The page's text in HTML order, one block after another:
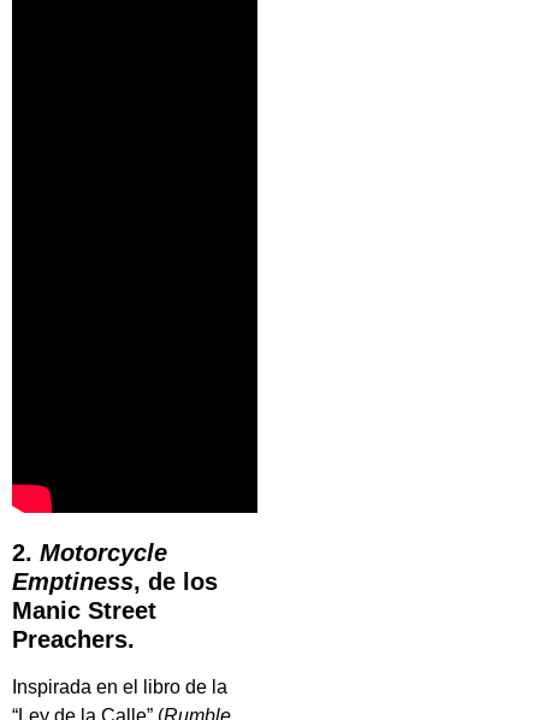
2. Motorcycle
Emptiness, de los
Manic Street
Preachers.
Inspirada en el libro de la